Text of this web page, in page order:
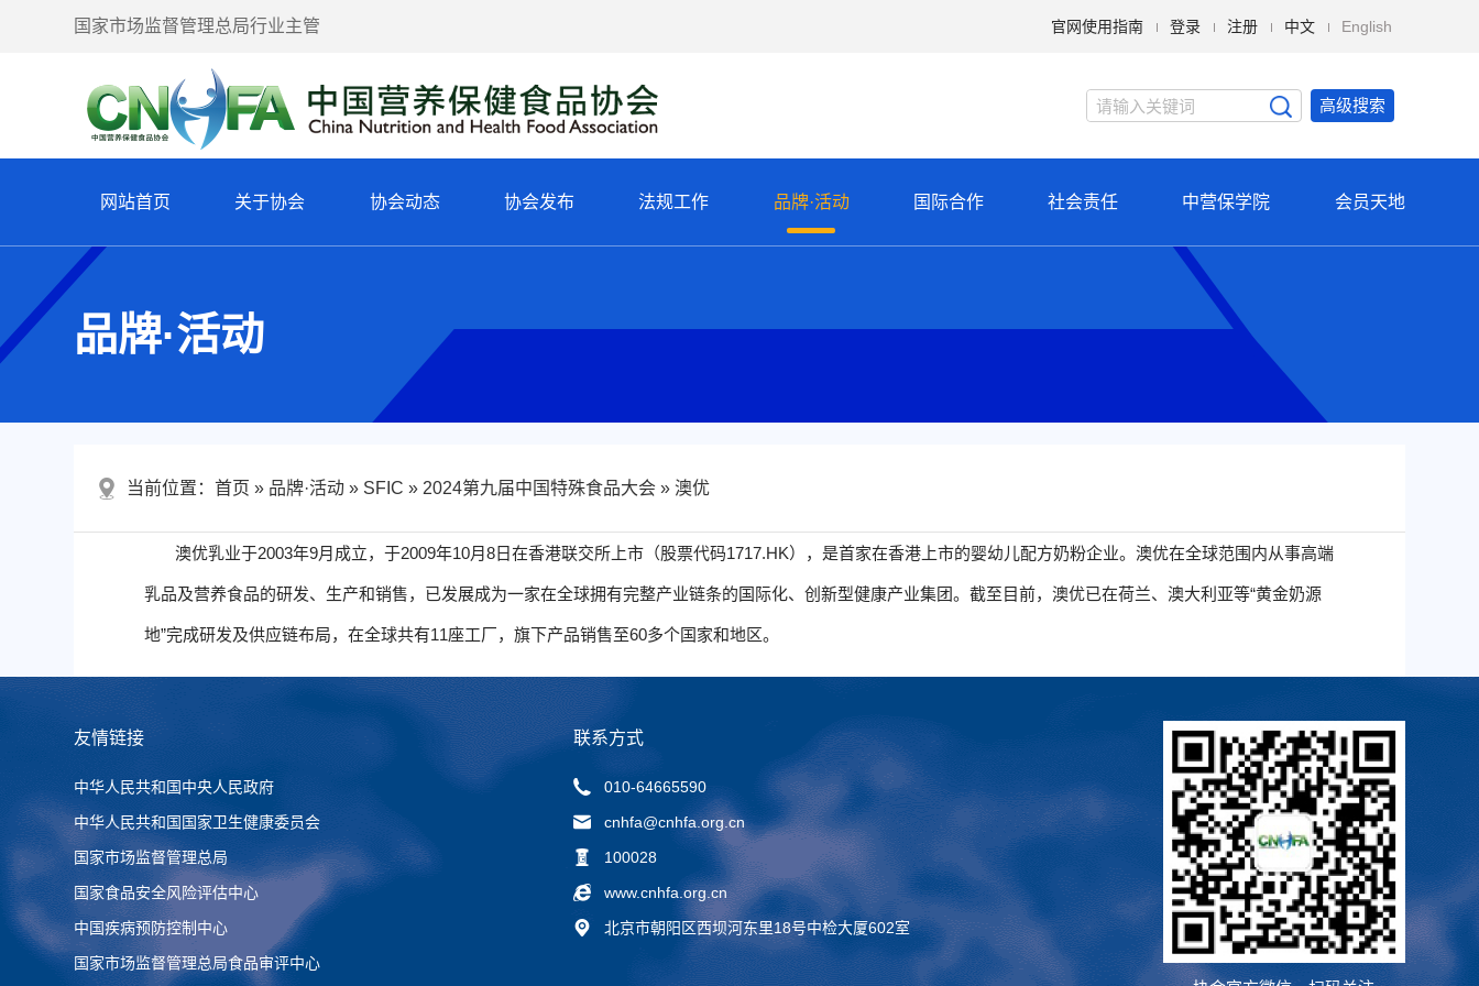
国家市场监督管理总局行业主管 官网使用指南 登录 注册 中文 English
高级搜索
网站首页 关于协会 协会动态 协会发布 法规工作 品牌·活动 国际合作 社会责任 中营保学院 会员天地
品牌·活动
当前位置：首页 品牌·活动 SFIC 2024第九届中国特殊食品大会 澳优
澳优乳业于2003年9月成立，于2009年10月8日在香港联交所上市（股票代码1717.HK），是首家在香港上市的婴幼儿配方奶粉企业。澳优在全球范围内从事高端
乳品及营养食品的研发、生产和销售，已发展成为一家在全球拥有完整产业链条的国际化、创新型健康产业集团。截至目前，澳优已在荷兰、澳大利亚等“黄金奶源
地”完成研发及供应链布局，在全球共有11座工厂，旗下产品销售至60多个国家和地区。
友情链接
中华人民共和国中央人民政府
中华人民共和国国家卫生健康委员会
国家市场监督管理总局
国家食品安全风险评估中心
中国疾病预防控制中心
国家市场监督管理总局食品审评中心
联系方式
010-64665590
cnhfa@cnhfa.org.cn
100028
www.cnhfa.org.cn
北京市朝阳区西坝河东里18号中检大厦602室